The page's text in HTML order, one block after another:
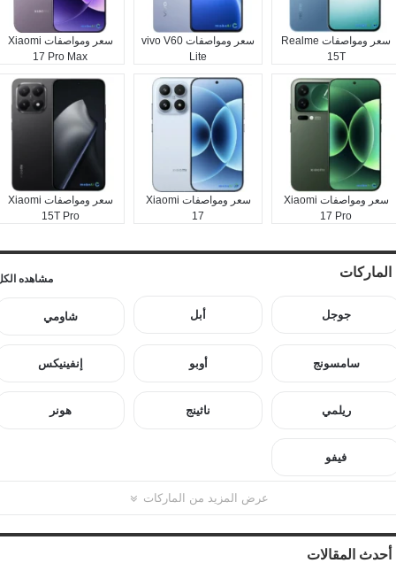
سعر ومواصفات Realme
15T
سعر ومواصفات vivo V60
Lite
سعر ومواصفات Xiaomi
17 Pro Max
سعر ومواصفات Xiaomi
17 Pro
سعر ومواصفات Xiaomi
17
سعر ومواصفات Xiaomi
15T Pro
الماركات مشاهده
جوجل أبل شاومي
سامسونج أوبو إنفينيكس
ريلمي ناثينج هونر
فيفو
عرض المزيد من الماركات
أحدث المقالات